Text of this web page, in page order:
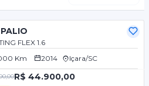
FLEX 1.6
Km
2014 Içara/SC
R$ 44.900,00